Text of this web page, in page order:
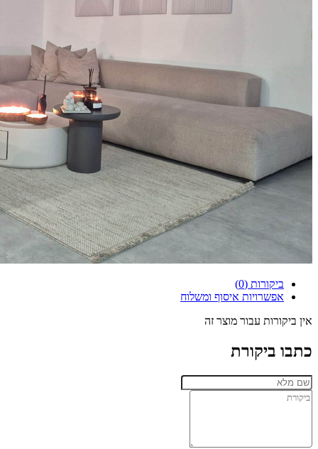
ביקורות (0)
אפשרויות איסוף ומשלוח
אין ביקורות עבור מוצר זה
כתבו ביקורת